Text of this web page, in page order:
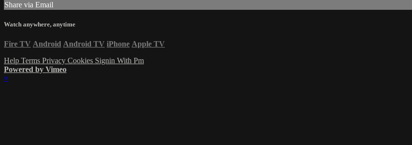
Share via Email
Watch anywhere, anytime
Fire TV Android Android TV iPhone Apple TV
Help Terms Privacy Cookies Signin With Pm
Powered by Vimeo
×